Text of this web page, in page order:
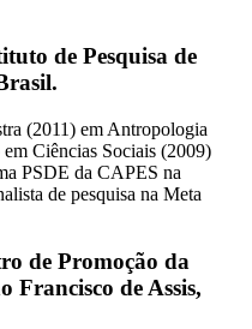
de Pesquisa de
(2011) em Antropologia
Ciências Sociais (2009)
PSDE da CAPES na
de pesquisa na Meta
de Promoção da
Francisco de Assis,